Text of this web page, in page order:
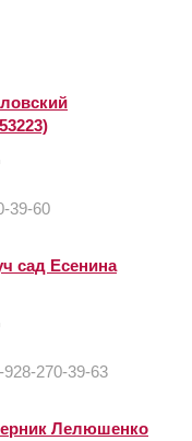
39-60
сад Есенина
270-39-63
Лелюшенко